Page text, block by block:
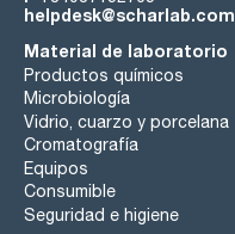
helpdesk@scharlab.com
Material de laboratorio
Productos químicos
Microbiología
Vidrio, cuarzo y porcelana
Cromatografía
Equipos
Consumible
Seguridad e higiene